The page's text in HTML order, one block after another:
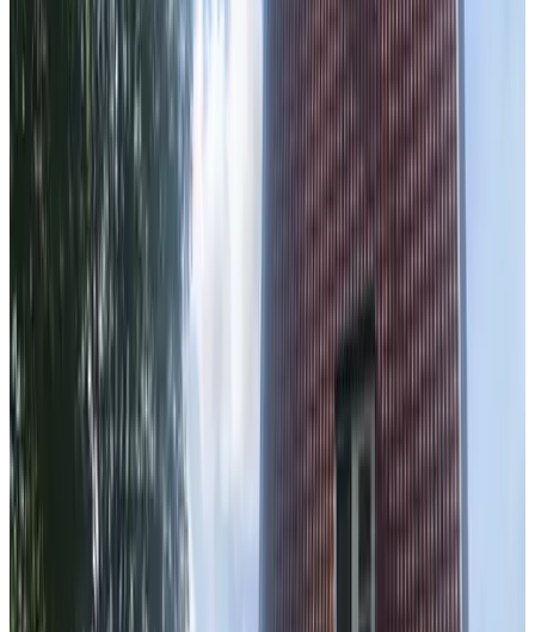
9.3
Amsterdam
9.1